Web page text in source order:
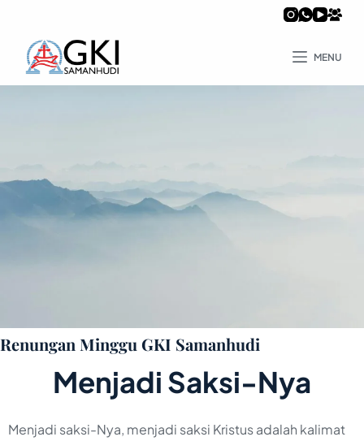
MENU
Renungan Minggu GKI Samanhudi
Menjadi Saksi-Nya
Menjadi saksi-Nya, menjadi saksi Kristus adalah kalimat